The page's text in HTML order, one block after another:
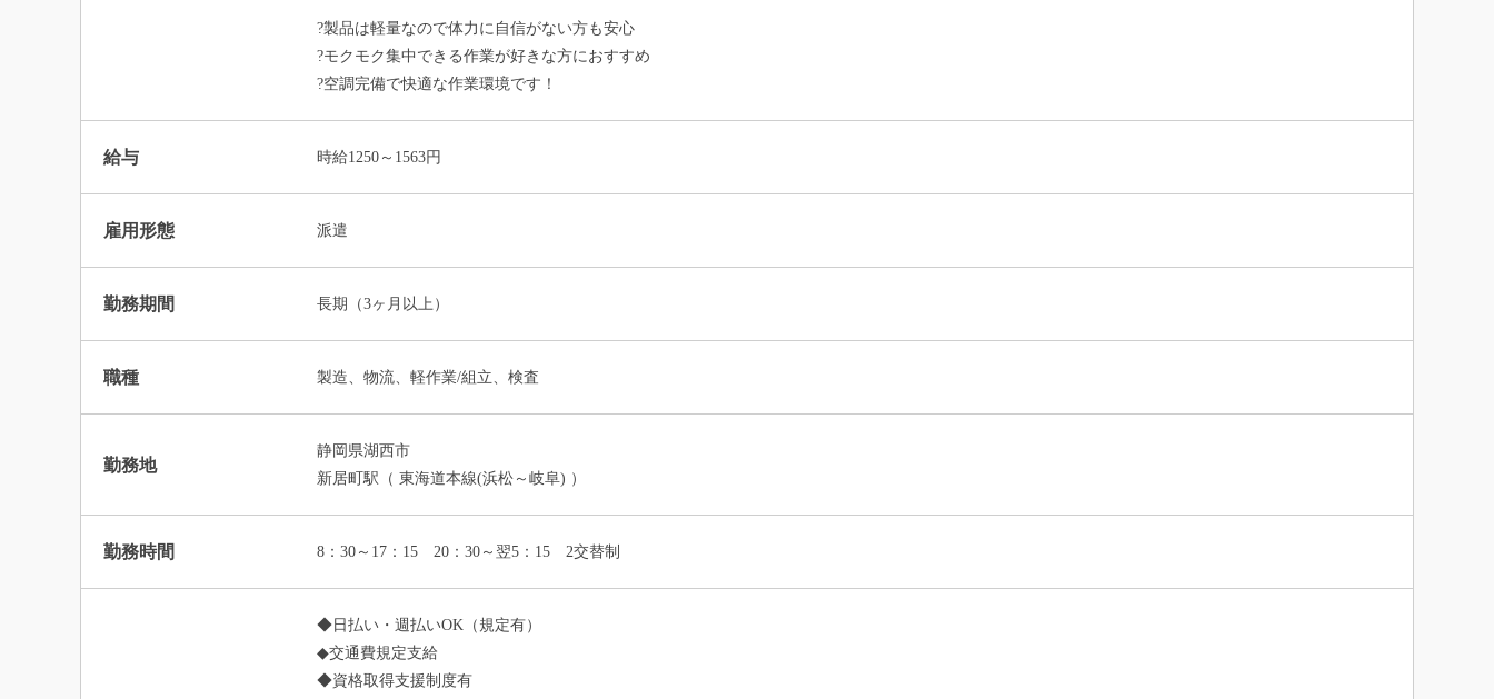
?製品は軽量なので体力に自信がない方も安心
?モクモク集中できる作業が好きな方におすすめ
?空調完備で快適な作業環境です！
給与 時給1250～1563円
雇用形態 派遣
勤務期間 長期（3ヶ月以上）
職種 製造、物流、軽作業/組立、検査
勤務地
静岡県湖西市
新居町駅（ 東海道本線(浜松～岐阜) ）
勤務時間 8：30～17：15 20：30～翌5：15 2交替制
◆日払い・週払いOK（規定有）
◆交通費規定支給
◆資格取得支援制度有